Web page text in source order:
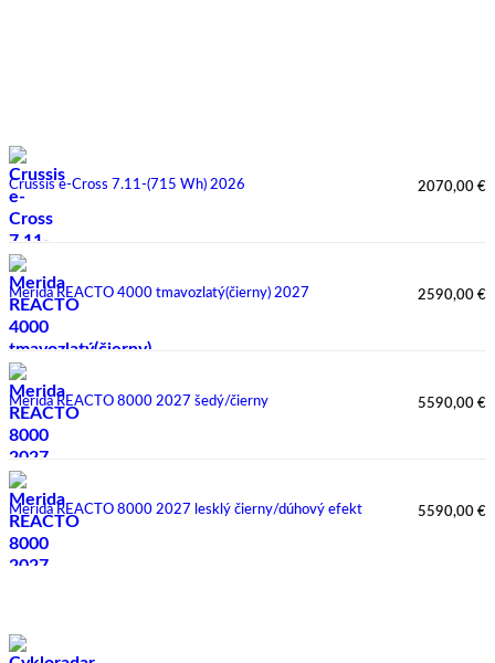
Crussis e-Cross 7.11-(715 Wh) 2026 2070,00 €
Merida REACTO 4000 tmavozlatý(čierny) 2027 2590,00 €
Merida REACTO 8000 2027 šedý/čierny 5590,00 €
Merida REACTO 8000 2027 lesklý čierny/dúhový efekt 5590,00 €